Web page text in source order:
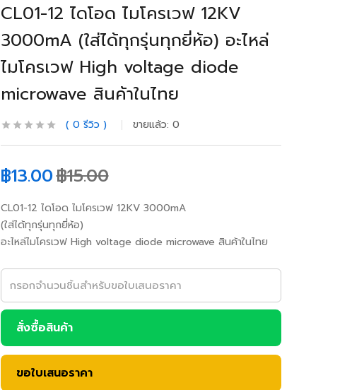
CL01-12 ไดโอด ไมโครเวฟ 12KV
3000mA (ใส่ได้ทุกรุ่นทุกยี่ห้อ) อะไหล่
ไมโครเวฟ High voltage diode
microwave สินค้าในไทย
0 รีวิว ขายแล้ว: 0
฿13.00฿15.00
CL01-12 ไดโอด ไมโครเวฟ 12KV 3000mA
(ใส่ได้ทุกรุ่นทุกยี่ห้อ)
อะไหล่ไมโครเวฟ High voltage diode microwave สินค้าในไทย
สั่งซื้อสินค้า
ขอใบเสนอราคา